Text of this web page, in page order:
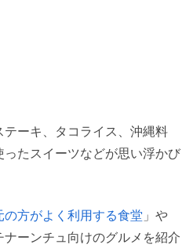
テーキ、タコライス、沖縄料
たスイーツなどが思い浮かび
の方がよく利用する食堂 」や
ナーンチュ向けのグルメを紹介